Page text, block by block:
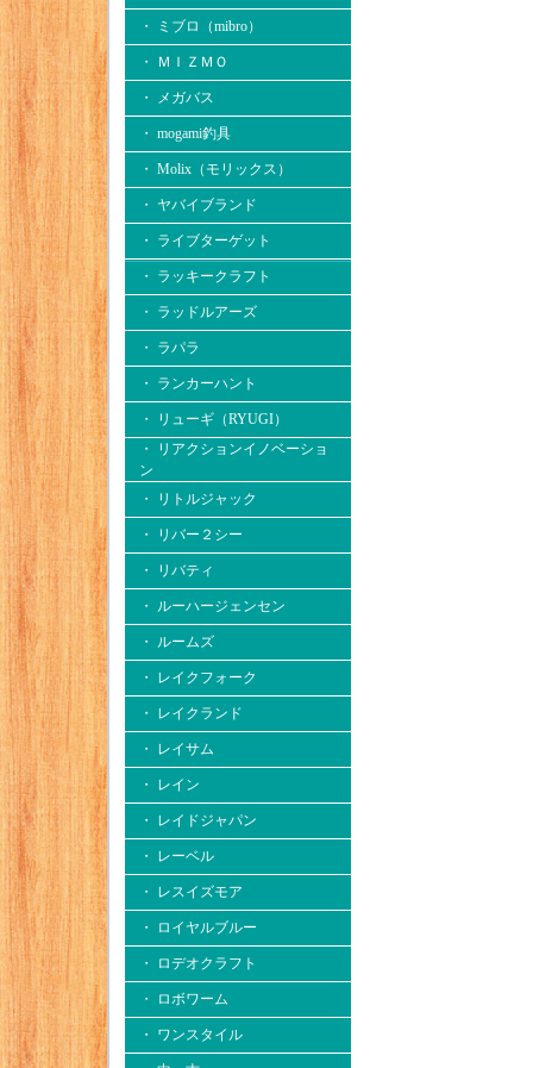
・ ミブロ（mibro）
・ ＭＩＺＭＯ
・ メガバス
・ mogami釣具
・ Molix（モリックス）
・ ヤバイブランド
・ ライブターゲット
・ ラッキークラフト
・ ラッドルアーズ
・ ラパラ
・ ランカーハント
・ リューギ（RYUGI）
・ リアクションイノベーショ
ン
・ リトルジャック
・ リバー２シー
・ リバティ
・ ルーハージェンセン
・ ルームズ
・ レイクフォーク
・ レイクランド
・ レイサム
・ レイン
・ レイドジャパン
・ レーベル
・ レスイズモア
・ ロイヤルブルー
・ ロデオクラフト
・ ロボワーム
・ ワンスタイル